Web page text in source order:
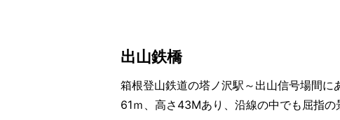
出山鉄橋
箱根登山鉄道の塔ノ沢駅～出山信号場間に
61ｍ、高さ43Mあり、沿線の中でも屈指の